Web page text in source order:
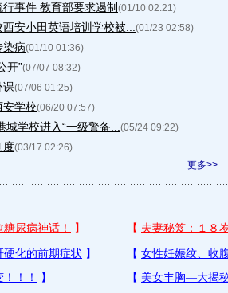
事件 教育部要求遏制 (01/10 02:21)
安小田英语培训学校被... (01/23 02:58)
染病(01/10 01:36)
开”(07/07 08:32)
课(07/06 01:25)
学校(06/20 07:57)
学校进入“一级警备... (05/24 09:22)
度(03/17 02:26)
更多>>